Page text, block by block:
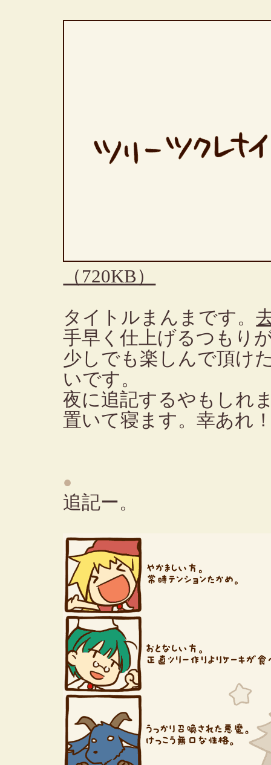
（720KB）
タイトルまんまです。
手早く仕上げるつもり
少しでも楽しんで頂け
いです。
夜に追記するやもしれ
置いて寝ます。幸あれ
●
追記ー。